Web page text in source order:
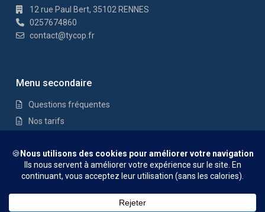
12 rue Paul Bert, 35102 RENNES
0257674860
contact@tycop.fr
Menu secondaire
Questions fréquentes
Nos tarifs
Mentions Légales
Nos tarifsNous rejoindre